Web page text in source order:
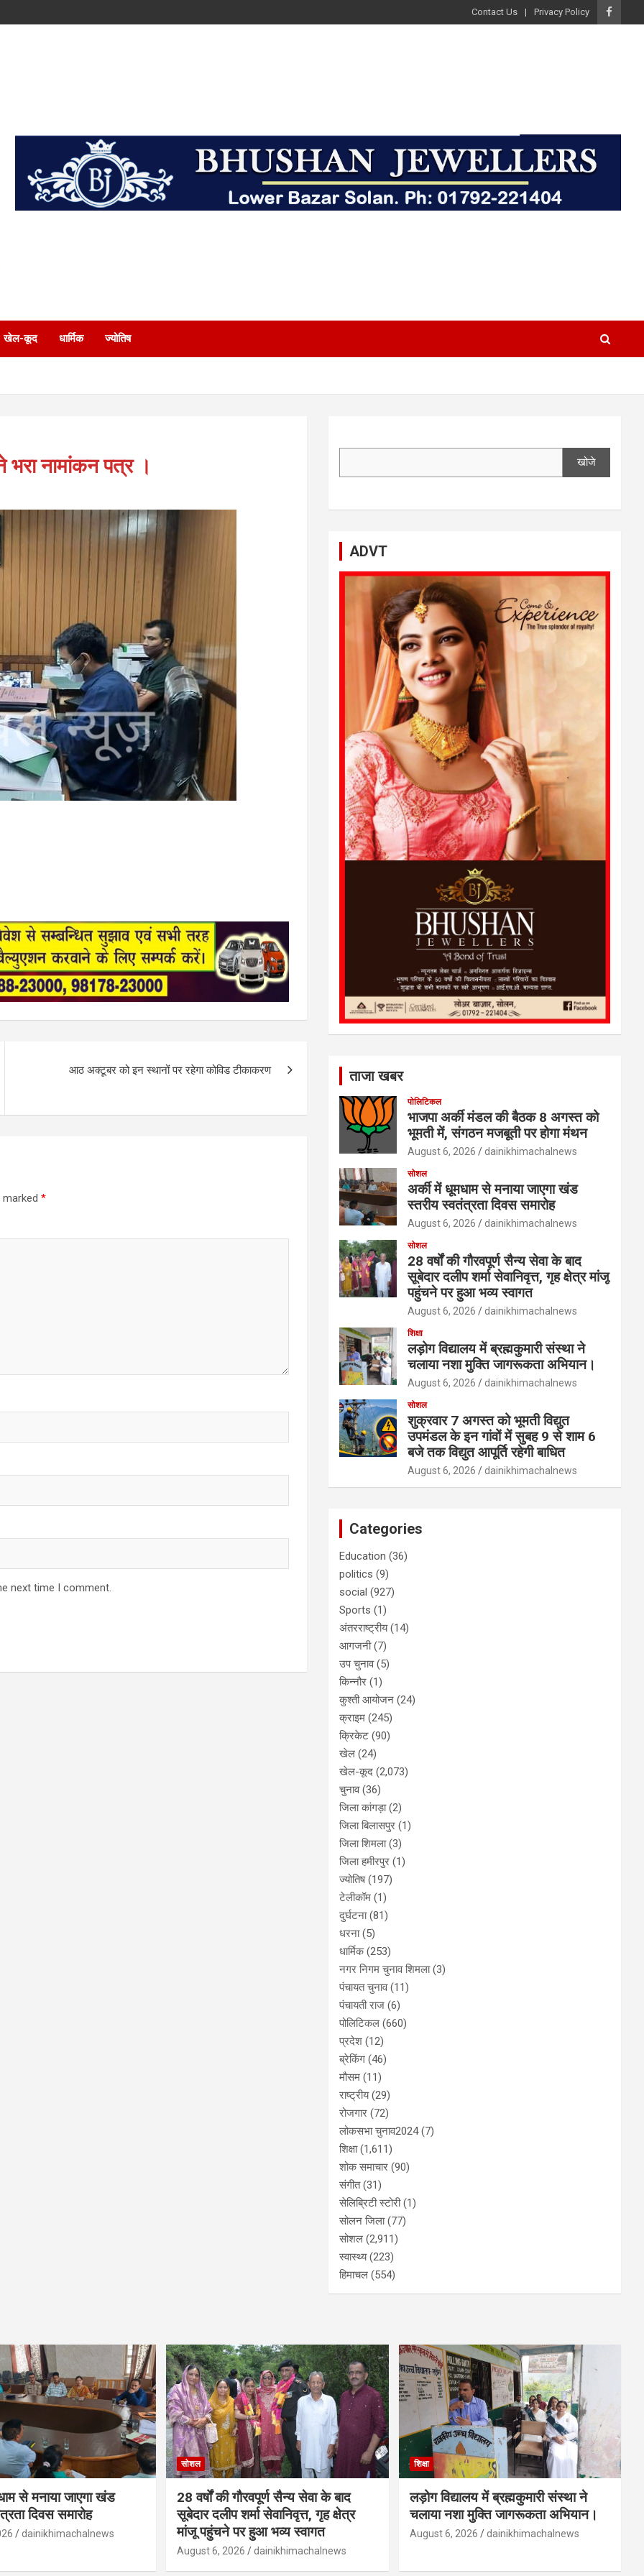
Contact Us Privacy Policy
खेल-कूद धार्मिक ज्योतिष
नामांकन पत्र ।
आठ अक्टूबर को इन स्थानों पर रहेगा कोविड टीकाकरण
marked *
next time I comment.
खोजे
ADVT
ताजा खबर
पोलिटिकल
भाजपा अर्की मंडल की बैठक 8 अगस्त को
भूमती में, संगठन मजबूती पर होगा मंथन
August 6, 2026 dainikhimachalnews
सोशल
अर्की में धूमधाम से मनाया जाएगा खंड
स्तरीय स्वतंत्रता दिवस समारोह
August 6, 2026 dainikhimachalnews
सोशल
28 वर्षों की गौरवपूर्ण सैन्य सेवा के बाद
सूबेदार दलीप शर्मा सेवानिवृत्त, गृह क्षेत्र मांजू
पहुंचने पर हुआ भव्य स्वागत
August 6, 2026 dainikhimachalnews
शिक्षा
लड़ोग विद्यालय में ब्रह्मकुमारी संस्था ने
चलाया नशा मुक्ति जागरूकता अभियान।
August 6, 2026 dainikhimachalnews
सोशल
शुक्रवार 7 अगस्त को भूमती विद्युत
उपमंडल के इन गांवों में सुबह 9 से शाम 6
बजे तक विद्युत आपूर्ति रहेगी बाधित
August 6, 2026 dainikhimachalnews
Categories
Education (36)
politics (9)
social (927)
Sports (1)
अंतरराष्ट्रीय(14)
आगजनी(7)
उप चुनाव(5)
किन्नौर (1)
कुश्ती आयोजन (24)
क्राइम (245)
क्रिकेट (90)
खेल (24)
खेल-कूद (2,073)
चुनाव(36)
जिला कांगड़ा(2)
जिला बिलासपुर (1)
जिला शिमला(3)
जिला हमीरपुर (1)
ज्योतिष(197)
टेलीकॉम (1)
दुर्घटना(81)
धरना(5)
धार्मिक(253)
नगर निगम चुनाव शिमला(3)
पंचायत चुनाव(11)
पंचायती राज (6)
पोलिटिकल (660)
प्रदेश (12)
ब्रेकिंग (46)
मौसम (11)
राष्ट्रीय(29)
रोजगार (72)
लोकसभा चुनाव2024(7)
शिक्षा(1,611)
शोक समाचार (90)
संगीत(31)
सेलिब्रिटी स्टोरी(1)
सोलन जिला(77)
सोशल (2,911)
स्वास्थ्य(223)
हिमाचल (554)
से मनाया जाएगा खंड
दिवस समारोह
dainikhimachalnews
सोशल
28 वर्षों की गौरवपूर्ण सैन्य सेवा के बाद
सूबेदार दलीप शर्मा सेवानिवृत्त, गृह क्षेत्र
मांजू पहुंचने पर हुआ भव्य स्वागत
August 6, 2026 dainikhimachalnews
शिक्षा
लड़ोग विद्यालय में ब्रह्मकुमारी संस्था ने
चलाया नशा मुक्ति जागरूकता अभियान।
August 6, 2026 dainikhimachalnews